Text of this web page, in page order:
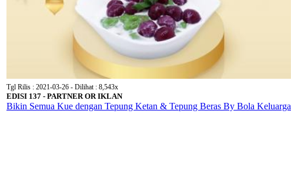
Tgl Rilis : 2021-03-26 - Dilihat : 8,543x
EDISI 137 - PARTNER OR IKLAN
Bikin Semua Kue dengan Tepung Ketan & Tepung Beras By Bola Keluarga